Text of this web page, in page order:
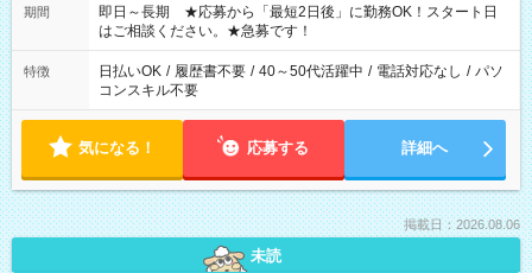
ご希望を教えてください！
期間
即日～長期 ★応募から「最短2日後」に勤務OK！スタート日
はご相談ください。★急募です！
特徴 日払いOK / 履歴書不要 / 40～50代活躍中 / 電話対応なし / パソ
コンスキル不要
気になる！ 応募する 詳細へ
掲載日：2026.08.06
未読